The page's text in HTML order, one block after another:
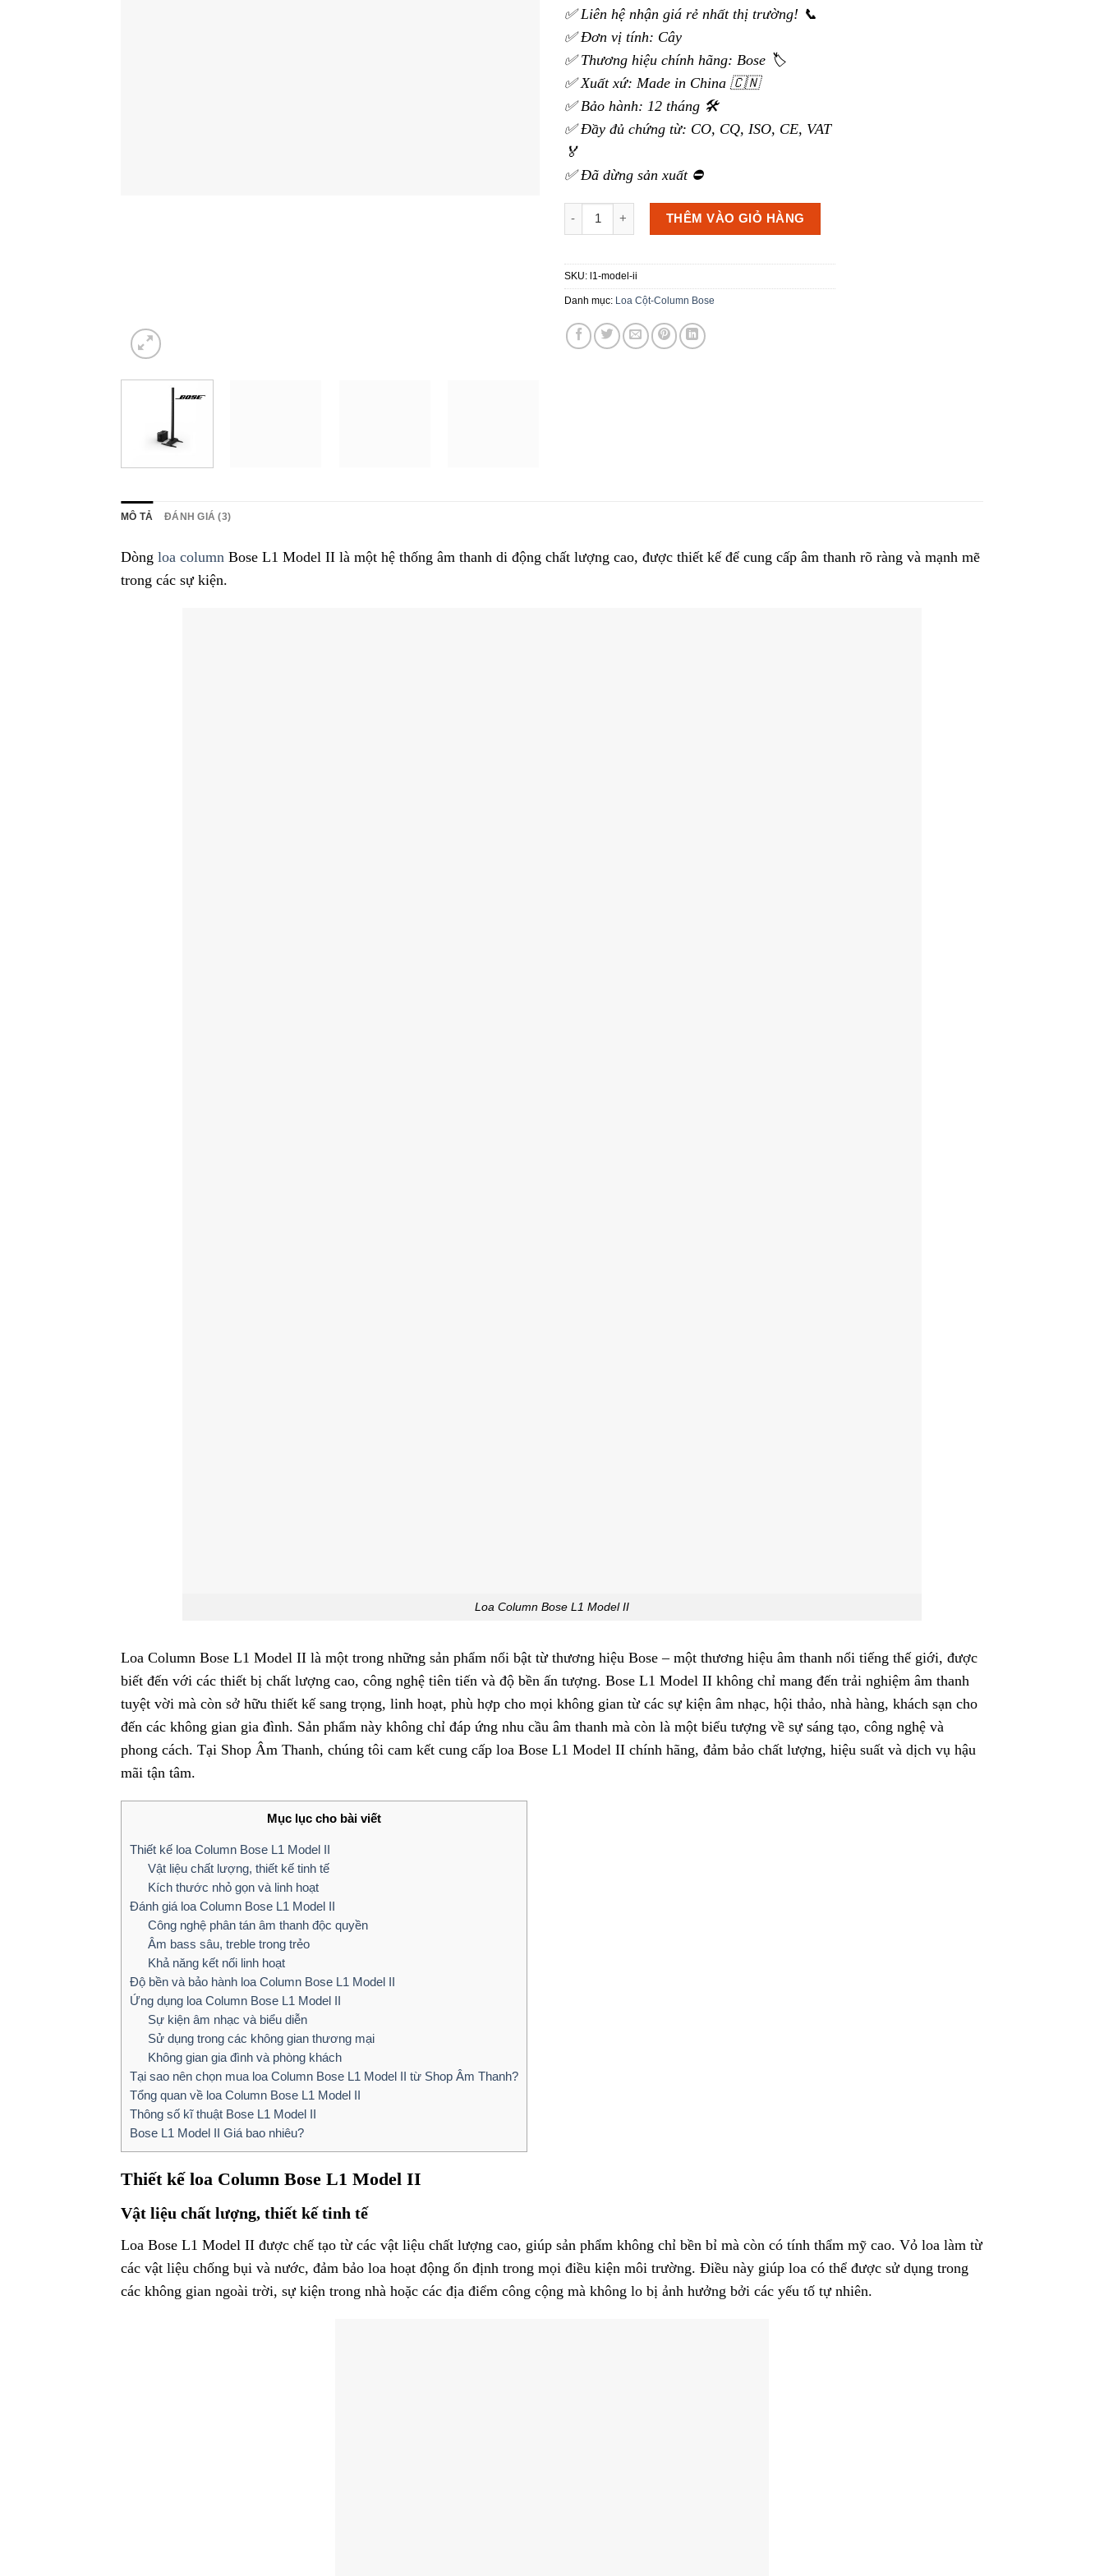
✅ Liên hệ nhận giá rẻ nhất thị trường! 📞
✅ Đơn vị tính: Cây
✅ Thương hiệu chính hãng: Bose 🏷️
✅ Xuất xứ: Made in China 🇨🇳
✅ Bảo hành: 12 tháng 🛠️
✅ Đầy đủ chứng từ: CO, CQ, ISO, CE, VAT
🏅
✅ Đã dừng sản xuất ⛔
Loa Column Bose L1 Model II số lượng
THÊM VÀO GIỎ HÀNG
SKU: l1-model-ii
Danh mục: Loa Cột-Column Bose
MÔ TẢ ĐÁNH GIÁ (3)
Dòng loa column Bose L1 Model II là một hệ thống âm thanh di động chất lượng cao, được thiết kế để cung cấp âm thanh rõ ràng và mạnh mẽ
trong các sự kiện.
Loa Column Bose L1 Model II
Loa Column Bose L1 Model II là một trong những sản phẩm nổi bật từ thương hiệu Bose – một thương hiệu âm thanh nổi tiếng thế giới, được
biết đến với các thiết bị chất lượng cao, công nghệ tiên tiến và độ bền ấn tượng. Bose L1 Model II không chỉ mang đến trải nghiệm âm thanh
tuyệt vời mà còn sở hữu thiết kế sang trọng, linh hoạt, phù hợp cho mọi không gian từ các sự kiện âm nhạc, hội thảo, nhà hàng, khách sạn cho
đến các không gian gia đình. Sản phẩm này không chỉ đáp ứng nhu cầu âm thanh mà còn là một biểu tượng về sự sáng tạo, công nghệ và
phong cách. Tại Shop Âm Thanh, chúng tôi cam kết cung cấp loa Bose L1 Model II chính hãng, đảm bảo chất lượng, hiệu suất và dịch vụ hậu
mãi tận tâm.
Mục lục cho bài viết
Thiết kế loa Column Bose L1 Model II
Vật liệu chất lượng, thiết kế tinh tế
Kích thước nhỏ gọn và linh hoạt
Đánh giá loa Column Bose L1 Model II
Công nghệ phân tán âm thanh độc quyền
Âm bass sâu, treble trong trẻo
Khả năng kết nối linh hoạt
Độ bền và bảo hành loa Column Bose L1 Model II
Ứng dụng loa Column Bose L1 Model II
Sự kiện âm nhạc và biểu diễn
Sử dụng trong các không gian thương mại
Không gian gia đình và phòng khách
Tại sao nên chọn mua loa Column Bose L1 Model II từ Shop Âm Thanh?
Tổng quan về loa Column Bose L1 Model II
Thông số kĩ thuật Bose L1 Model II
Bose L1 Model II Giá bao nhiêu?
Thiết kế loa Column Bose L1 Model II
Vật liệu chất lượng, thiết kế tinh tế
Loa Bose L1 Model II được chế tạo từ các vật liệu chất lượng cao, giúp sản phẩm không chỉ bền bỉ mà còn có tính thẩm mỹ cao. Vỏ loa làm từ
các vật liệu chống bụi và nước, đảm bảo loa hoạt động ổn định trong mọi điều kiện môi trường. Điều này giúp loa có thể được sử dụng trong
các không gian ngoài trời, sự kiện trong nhà hoặc các địa điểm công cộng mà không lo bị ảnh hưởng bởi các yếu tố tự nhiên.